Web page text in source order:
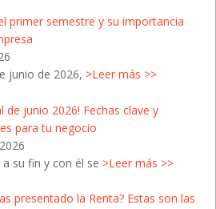
primer semestre y su importancia
junio de 2026, >Leer más >>
de junio 2026! Fechas clave y
para tu negocio
a su fin y con él se >Leer más >>
presentado la Renta? Estas son las